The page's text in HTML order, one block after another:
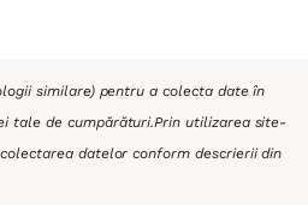
similare) pentru a colecta date în
tale de cumpărături.Prin utilizarea site-
datelor conform descrierii din